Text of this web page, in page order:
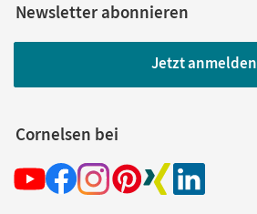
Newsletter abonnieren
Jetzt anmelden
Cornelsen bei